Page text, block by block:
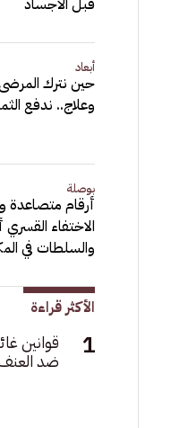
قبل الأجساد
أبعاد
حين نترك
وعلاج.. ندفع
بوصلة
أرقام متصاعدة
الاختفاء القسري
والسلطات في
الأكثر قراءة
قوانين
ضد